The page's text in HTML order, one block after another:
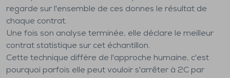
regarde sur l'ensemble de ces donnes le résultat de
chaque contrat.
Une fois son analyse terminée, elle déclare le meilleur
contrat statistique sur cet échantillon.
Cette technique diffère de l'approche humaine, c'est
pourquoi parfois elle peut vouloir s'arrêter à 2C par